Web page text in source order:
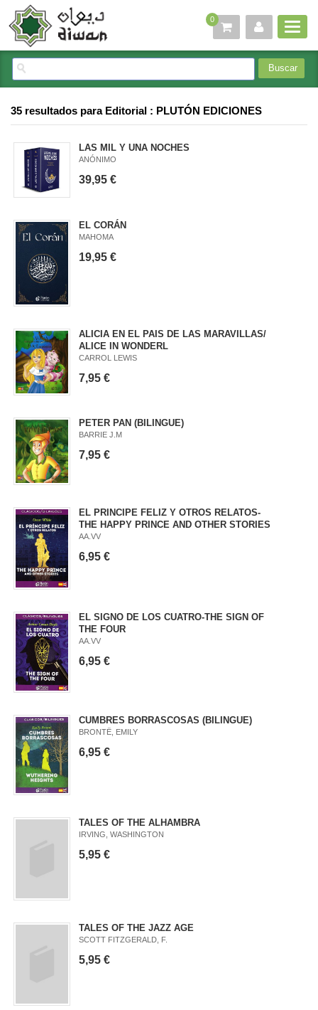
0
35 resultados para Editorial : PLUTÓN EDICIONES
LAS MIL Y UNA NOCHES
ANÓNIMO
39,95 €
EL CORÁN
MAHOMA
19,95 €
ALICIA EN EL PAIS DE LAS MARAVILLAS/
ALICE IN WONDERL
CARROL LEWIS
7,95 €
PETER PAN (BILINGUE)
BARRIE J.M
7,95 €
EL PRINCIPE FELIZ Y OTROS RELATOS-
THE HAPPY PRINCE AND OTHER STORIES
AA.VV
6,95 €
EL SIGNO DE LOS CUATRO-THE SIGN OF
THE FOUR
AA.VV
6,95 €
CUMBRES BORRASCOSAS (BILINGUE)
BRONTË, EMILY
6,95 €
TALES OF THE ALHAMBRA
IRVING, WASHINGTON
5,95 €
TALES OF THE JAZZ AGE
SCOTT FITZGERALD, F.
5,95 €